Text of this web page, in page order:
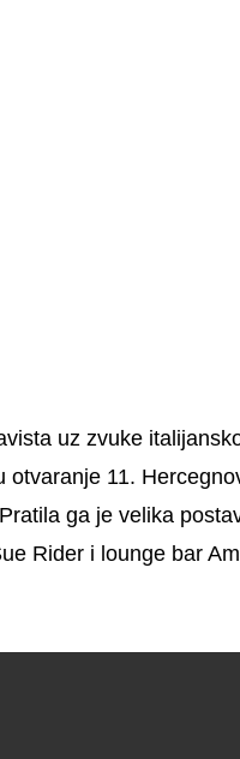
uz zvuke
11.
ga je velika
Rider i lounge bar